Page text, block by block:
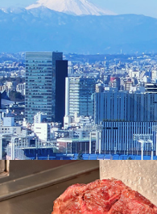
レストラン＆
バー